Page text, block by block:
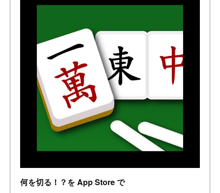
何を切る！？を App Store で